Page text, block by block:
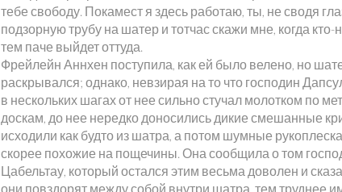
тебе свободу. Покамест я здесь работаю, ты, не сводя
подзорную трубу на шатер и тотчас скажи мне, когда кто-
тем паче выйдет оттуда.
Фрейлейн Аннхен поступила, как ей было велено, но
раскрывался; однако, невзирая на то что господин
в нескольких шагах от нее сильно стучал молотком по
доскам, до нее нередко доносились дикие смешанные
исходили как будто из шатра, а потом шумные
скорее похожие на пощечины. Она сообщила о том
Цабельтау, который остался этим весьма доволен и
они повздорят между собой внутри шатра, тем труднее им